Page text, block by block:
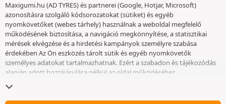
Maxigumi.hu (AD TYRES) és partnerei (Google, Hotjar, Microsoft)
azonosításra szolgáló kódsorozatokat (sütiket) és egyéb
nyomkövetőket (webes tárhely) használnak a weboldal megfelelő
működésének biztosítása, a navigáció megkönnyítése, a statisztikai
mérések elvégzése és a hirdetési kampányok személyre szabása
érdekében Az Ön eszközés tárolt sütik és egyéb nyomkövetők
személyes adatokat tartalmazhatnak. Ezért a szabadon és tájékozódás
alapján adott hozzájárulása nélkül az oldal működéséhez
nyomkövetőket az eszközén. Az Ön által választott beállításokat 6
hónapig őrizzük meg. A hozzájárulását bármikor visszavonhatja aSütik